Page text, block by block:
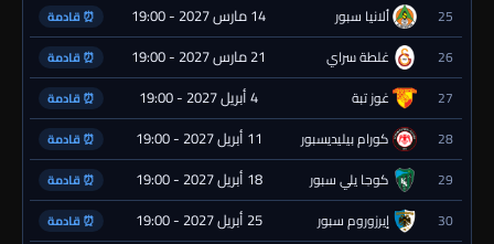
25 ألانيا سبور 14 مارس 2027 - 19:00 ⏰ قادمة
26 غلطة سراي 21 مارس 2027 - 19:00 ⏰ قادمة
27 غوز تبة 4 أبريل 2027 - 19:00 ⏰ قادمة
28 كورام بيليديسبور 11 أبريل 2027 - 19:00 ⏰ قادمة
29 كوجا يلي سبور 18 أبريل 2027 - 19:00 ⏰ قادمة
30 إيرزوروم سبور 25 أبريل 2027 - 19:00 ⏰ قادمة